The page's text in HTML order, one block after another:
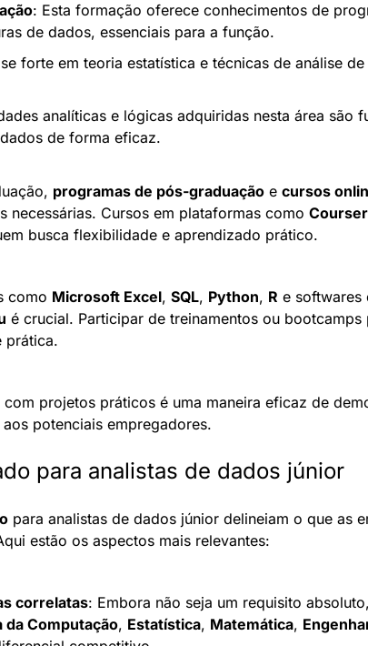
: Esta formação oferece conhecimentos de
de dados, essenciais para a função.
forte em teoria estatística e técnicas de análise
analíticas e lógicas adquiridas nesta área são
de forma eficaz.
programas de pós-graduação e cursos
necessárias. Cursos em plataformas como
busca flexibilidade e aprendizado prático.
como Microsoft Excel, SQL, Python, R e softwares
é crucial. Participar de treinamentos ou
prática.
com projetos práticos é uma maneira eficaz de
potenciais empregadores.
para analistas de dados júnior
para analistas de dados júnior delineiam o que as
estão os aspectos mais relevantes:
correlatas: Embora não seja um requisito
da Computação, Estatística, Matemática,